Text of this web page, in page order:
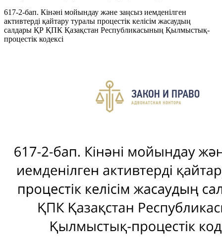
617-2-бап. Кінәні мойындау және заңсыз иемденілген
активтерді қайтару туралы процестік келісім жасаудың
салдары ҚР ҚПК Қазақстан Республикасының Қылмыстық-
процестік кодексi